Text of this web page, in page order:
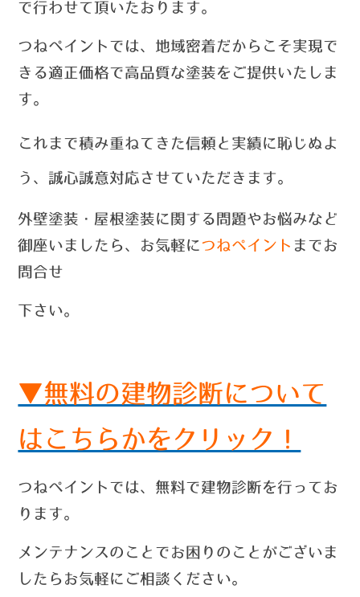
で行わせて頂いたおります。
つねペイントでは、 地域密着だからこそ実現で
きる適正価格で高品質な塗装をご提供いたしま
す。
これまで積み重ねてきた信頼と実績に恥じぬよ
う、誠心誠意対応させていただきます。
外壁塗装・屋根塗装に関する問題やお悩みなど
御座いましたら、お気軽に つねペイント までお
問合せ
下さい。
▼無料の建物診断について
はこちらかをクリック！
つねペイントでは、無料で建物診断を行ってお
ります。
メンテナンスのことでお困りのことがございま
したらお気軽にご相談ください。